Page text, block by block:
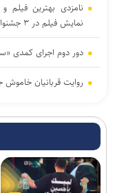
نمایش فیلم در ۳ جشنواره دیگر
دور دوم اجرای کمدی
روایت قربانیان
«خلیق» مردی بود که
خبرنگار؛ روایتگر